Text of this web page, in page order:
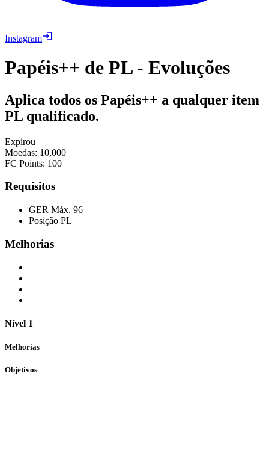
Instagram
Papéis++ de PL - Evoluções
Aplica todos os Papéis++ a qualquer item
PL qualificado.
Expirou
Moedas: 10,000
FC Points: 100
Requisitos
GER Máx. 96
Posição PL
Melhorias
Nível 1
Melhorias
Objetivos